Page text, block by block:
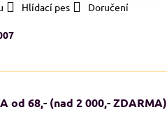
Hlídací pes Doručení
od 68,- (nad 2 000,- ZDARMA)